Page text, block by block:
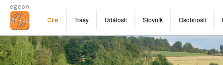
Cíle Trasy Události Slovník Osobnosti